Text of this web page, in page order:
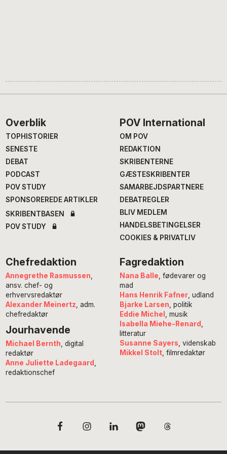
Footer
Overblik
TOPHISTORIER
SENESTE
DEBAT
PODCAST
POV STUDY
SPONSOREREDE ARTIKLER
SKRIBENTBASEN
POV STUDY
POV International
OM POV
REDAKTION
SKRIBENTERNE
GÆSTESKRIBENTER
SAMARBEJDSPARTNERE
DEBATREGLER
BLIV MEDLEM
HANDELSBETINGELSER
COOKIES & PRIVATLIV
Chefredaktion
Annegrethe Rasmussen,
ansv. chef- og
erhvervsredaktør
Alexander Meinertz, adm.
chefredaktør
Jourhavende
Michael Bernth , digital
redaktør
Anne Juliette Ladegaard
redaktionschef
Fagredaktion
Nana Balle, fødevarer og
mad
Hans Henrik Fafner, udland
Bjarke Larsen, politik
Eddie Michel , musik
Isabella Miehe-Renard ,
litteratur
Susanne Sayers, videnskab
Mikkel Stolt, filmredaktør